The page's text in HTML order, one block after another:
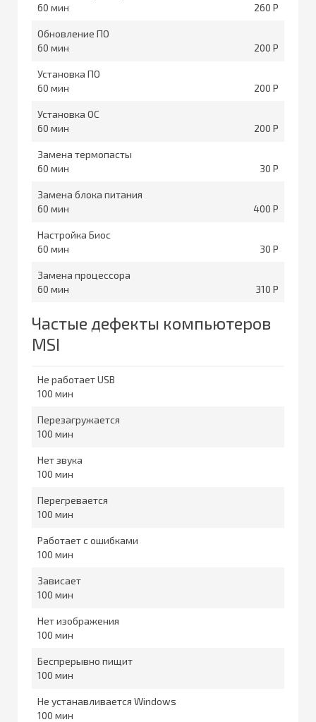
60
260
Обновление ПО
60
200
Установка ПО
60
200
Установка ОС
60
200
Замена термопасты
60
30
Замена блока питания
60
400
Настройка Биос
60
30
Замена процессора
60
310
Частые дефекты компьютеров
MSI
Не работает USB
100
Перезагружается
100
Нет звука
100
Перегревается
100
Работает с ошибками
100
Зависает
100
Нет изображения
100
Беспрерывно пищит
100
Не устанавливается Windows
100